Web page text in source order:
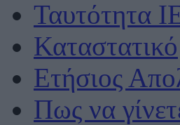
Ταυτότητα
Καταστατικό
Ετήσιος
Πως να